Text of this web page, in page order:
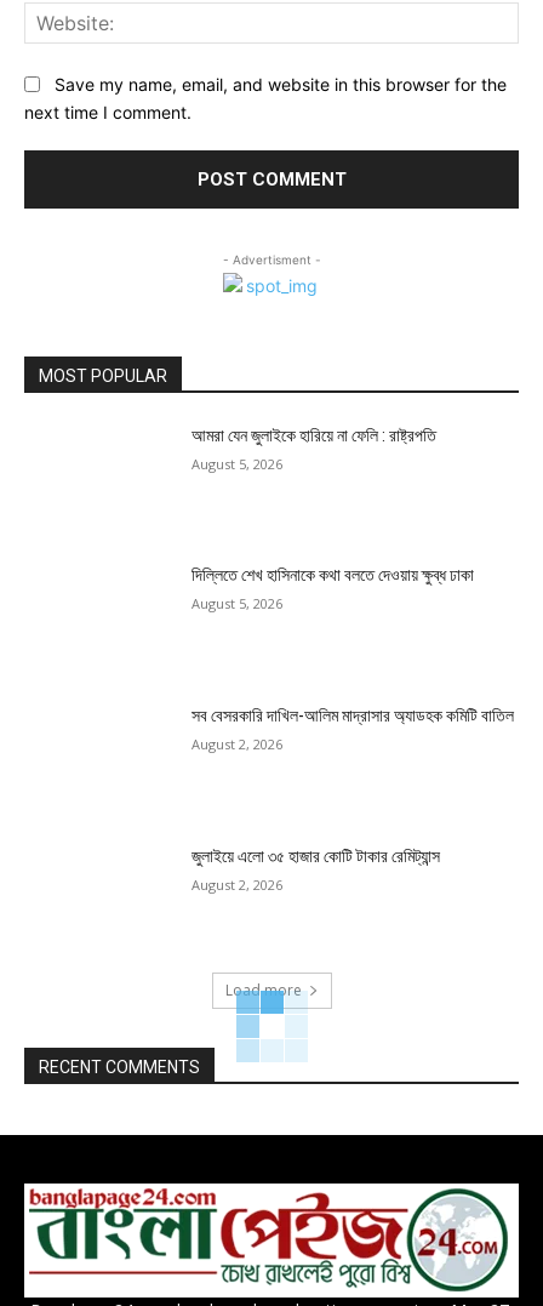
Save my name, email, and website in this browser for the
next time I comment.
- Advertisment -
MOST POPULAR
আমরা যেন জুলাইকে হারিয়ে না ফেলি : রাষ্ট্রপতি
August 5, 2026
দিল্লিতে শেখ হাসিনাকে কথা বলতে দেওয়ায় ক্ষুব্ধ ঢাকা
August 5, 2026
সব বেসরকারি দাখিল-আলিম মাদ্রাসার অ্যাডহক কমিটি বাতিল
August 2, 2026
জুলাইয়ে এলো ৩৫ হাজার কোটি টাকার রেমিট্যান্স
August 2, 2026
Load more
RECENT COMMENTS